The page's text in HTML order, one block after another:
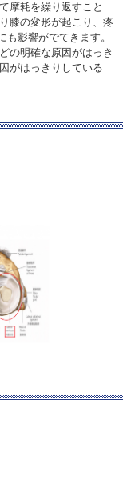
摩耗を繰り返すこと
膝の変形が起こり、疼
影響がでてきます。
の明確な原因がはっき
がはっきりしている